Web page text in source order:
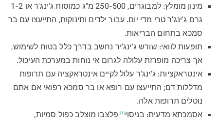
מינון מומלץ: למבוגרים, 250-500 מ"ג כמוסות ג'ינג'ר או 1-2
גרם ג'ינג'ר טרי מדי יום. עבור ילדים ותינוקות, התייעצו עם בר
סמכא בתחום הבריאות.
תופעות לוואי: שורש ג'ינג'יר נחשב בדרך כלל בטוח לשימוש,
אך צריכה מופרזת עלולה לגרום אי נוחות במערכת העיכול.
אינטראקציות: ג'ינג'ר עלול לקיים אינטראקציה עם תרופות
מדללות דם; התייעצו עם רופא או בר סמכא רפואי אם אתם
נוטלים תרופות אלה.
אסמכתא מדעית: בניסוי[1]
פלצבו מוצלב כפול סמיות,